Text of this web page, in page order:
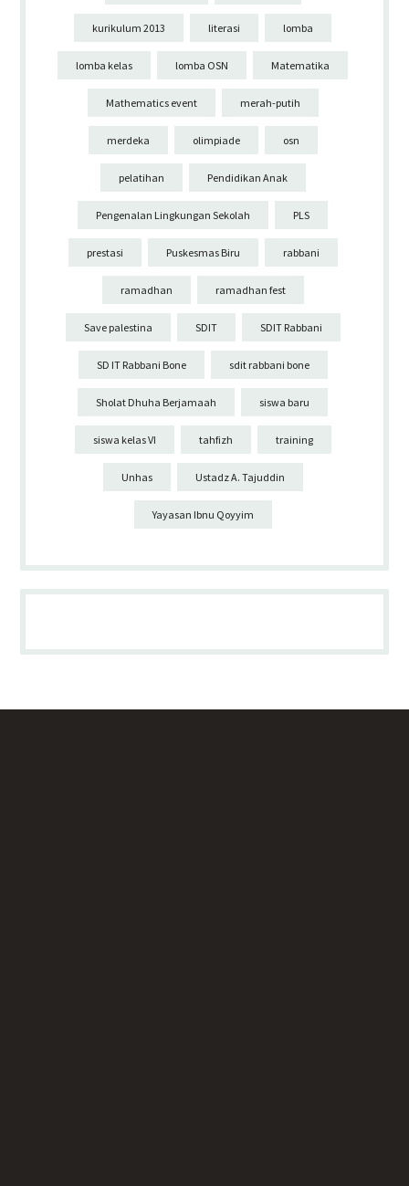
kurikulum 2013 literasi lomba
lomba kelas lomba OSN Matematika
Mathematics event merah-putih
merdeka olimpiade osn
pelatihan Pendidikan Anak
Pengenalan Lingkungan Sekolah PLS
prestasi Puskesmas Biru rabbani
ramadhan ramadhan fest
Save palestina SDIT SDIT Rabbani
SD IT Rabbani Bone sdit rabbani bone
Sholat Dhuha Berjamaah siswa baru
siswa kelas VI tahfizh training
Unhas Ustadz A. Tajuddin
Yayasan Ibnu Qoyyim